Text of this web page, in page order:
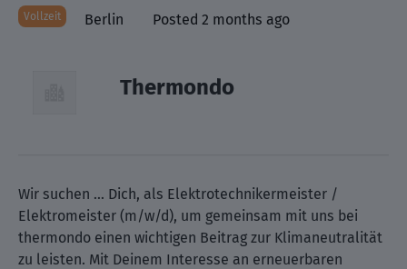
Vollzeit Berlin Posted 2 months ago
Thermondo
Wir suchen … Dich, als Elektrotechnikermeister /
Elektromeister (m/w/d), um gemeinsam mit uns bei
thermondo einen wichtigen Beitrag zur Klimaneutralität
zu leisten. Mit Deinem Interesse an erneuerbaren